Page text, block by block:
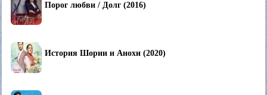
Порог любви / Долг (2016)
История Шории и Анохи (2020)